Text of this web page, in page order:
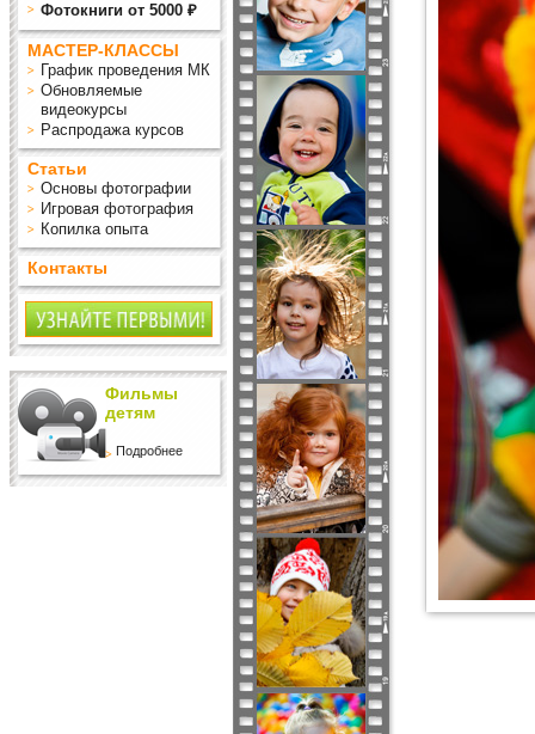
Фотокниги от 5000 ₽
МАСТЕР-КЛАССЫ
График проведения МК
Обновляемые
видеокурсы
Распродажа курсов
Статьи
Основы фотографии
Игровая фотография
Копилка опыта
Контакты
Фильмы
детям
Подробнее